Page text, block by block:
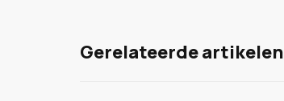
Gerelateerde artikelen